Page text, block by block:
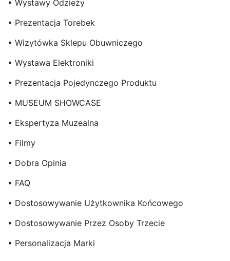
• Wystawy Odzieży
• Prezentacja Torebek
• Wizytówka Sklepu Obuwniczego
• Wystawa Elektroniki
• Prezentacja Pojedynczego Produktu
• MUSEUM SHOWCASE
• Ekspertyza Muzealna
• Filmy
• Dobra Opinia
• FAQ
• Dostosowywanie Użytkownika Końcowego
• Dostosowywanie Przez Osoby Trzecie
• Personalizacja Marki